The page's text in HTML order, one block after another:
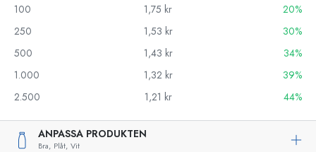
100
1,75 kr
20%
250
1,53 kr
30%
500
1,43 kr
34%
1.000
1,32 kr
39%
2.500
1,21 kr 44%
ANPASSA PRODUKTEN
Bra, Plåt, Vit